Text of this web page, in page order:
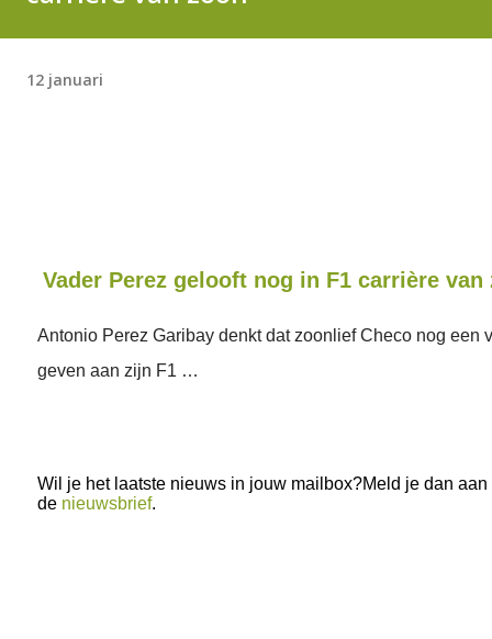
12 januari
Vader Perez gelooft nog in F1 carrière van
Antonio Perez Garibay denkt dat zoonlief Checo nog een
geven aan zijn F1 …
Wil je het laatste nieuws in jouw mailbox?Meld je dan aan
de nieuwsbrief.